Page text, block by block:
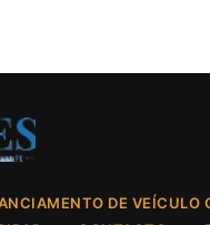
DE VEÍCULO